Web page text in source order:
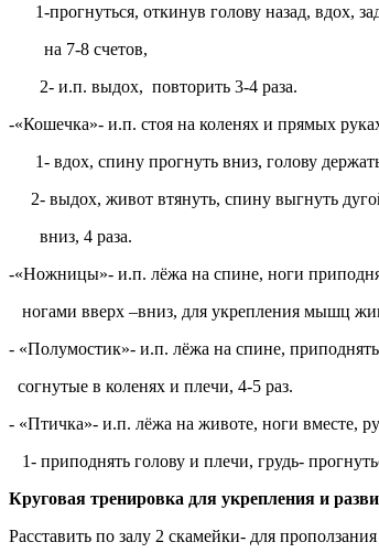
1-прогнуться, откинув голову назад, вдох,
на 7-8 счетов,
2- и.п. выдох, повторить 3-4 раза.
-«Кошечка»- и.п. стоя на коленях и прямых
1- вдох, спину прогнуть вниз, голову
2- выдох, живот втянуть, спину выгнуть
вниз, 4 раза.
-«Ножницы»- и.п. лёжа на спине, ноги
ногами вверх –вниз, для укрепления мышц
- «Полумостик»- и.п. лёжа на спине,
согнутые в коленях и плечи, 4-5 раз.
- «Птичка»- и.п. лёжа на животе, ноги вместе,
1- приподнять голову и плечи, грудь-
Круговая тренировка для укрепления и
Расставить по залу 2 скамейки- для